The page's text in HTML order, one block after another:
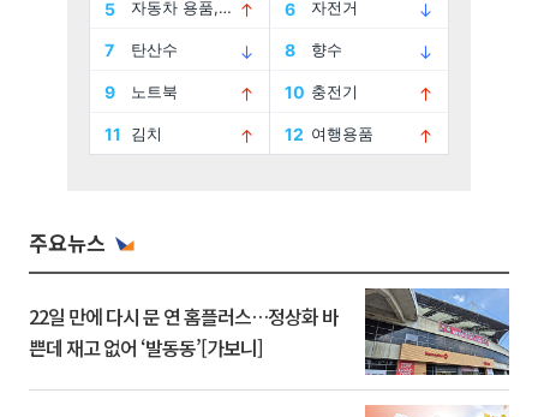
주요뉴스
22일 만에 다시 문 연 홈플러스…정상화 바
쁜데 재고 없어 ‘발동동’[가보니]